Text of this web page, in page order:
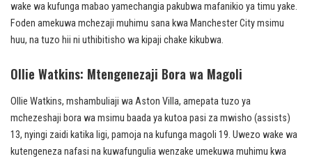
wake wa kufunga mabao yamechangia pakubwa mafanikio ya timu yake.
Foden amekuwa mchezaji muhimu sana kwa Manchester City msimu
huu, na tuzo hii ni uthibitisho wa kipaji chake kikubwa.
Ollie Watkins: Mtengenezaji Bora wa Magoli
Ollie Watkins, mshambuliaji wa Aston Villa, amepata tuzo ya
mchezeshaji bora wa msimu baada ya kutoa pasi za mwisho (assists)
13, nyingi zaidi katika ligi, pamoja na kufunga magoli 19. Uwezo wake wa
kutengeneza nafasi na kuwafungulia wenzake umekuwa muhimu kwa